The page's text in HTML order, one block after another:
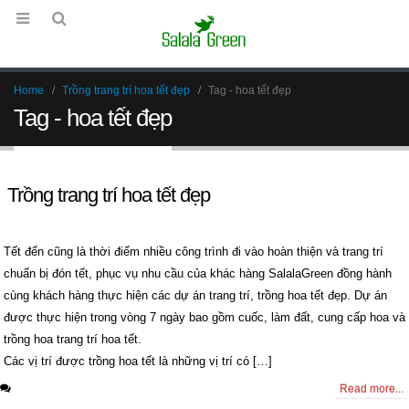
Home Trồng trang trí hoa tết đẹp Tag - hoa tết đẹp
Tag - hoa tết đẹp
Trồng trang trí hoa tết đẹp
Tết đến cũng là thời điểm nhiều công trình đi vào hoàn thiện và trang trí
chuẩn bị đón tết, phục vụ nhu cầu của khác hàng SalalaGreen đồng hành
cùng khách hàng thực hiện các dự án trang trí, trồng hoa tết đẹp. Dự án
được thực hiện trong vòng 7 ngày bao gồm cuốc, làm đất, cung cấp hoa và
trồng hoa trang trí hoa tết.
Các vị trí được trồng hoa tết là những vị trí có […]
Read more...